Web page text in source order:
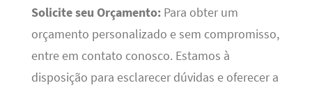
Solicite seu Orçamento:Para obter um
orçamento personalizado e sem compromisso,
entre em contato conosco. Estamos à
disposição para esclarecer dúvidas e oferecer a